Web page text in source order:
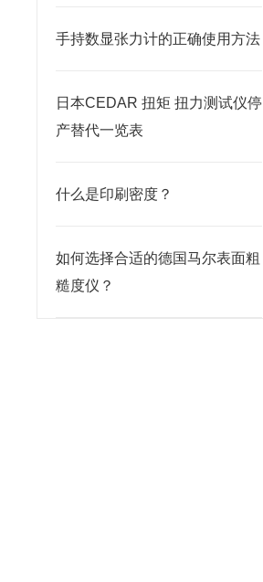
手持数显张力计的正确使用方法
日本CEDAR 扭矩 扭力测试仪停
产替代一览表
什么是印刷密度？
如何选择合适的德国马尔表面粗
糙度仪？